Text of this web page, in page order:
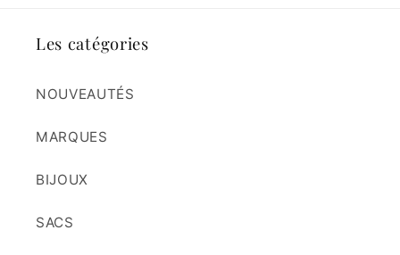
Les catégories
NOUVEAUTÉS
MARQUES
BIJOUX
SACS